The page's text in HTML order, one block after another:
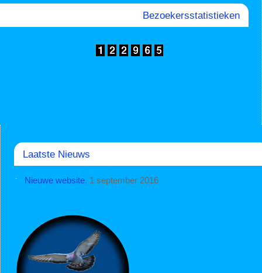
Bezoekersstatistieken
Laatste Nieuws
Nieuwe website. 1 september 2016